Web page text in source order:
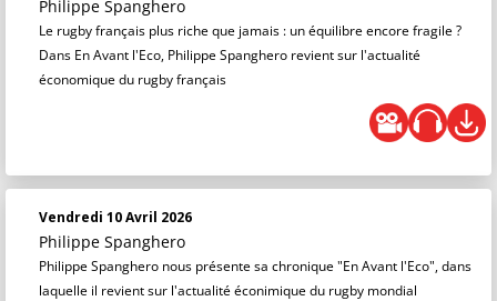
Philippe Spanghero
Le rugby français plus riche que jamais : un équilibre encore fragile ?
Dans En Avant l'Eco, Philippe Spanghero revient sur l'actualité
économique du rugby français
Vendredi 10 Avril 2026
Philippe Spanghero
Philippe Spanghero nous présente sa chronique "En Avant l'Eco", dans
laquelle il revient sur l'actualité éconimique du rugby mondial